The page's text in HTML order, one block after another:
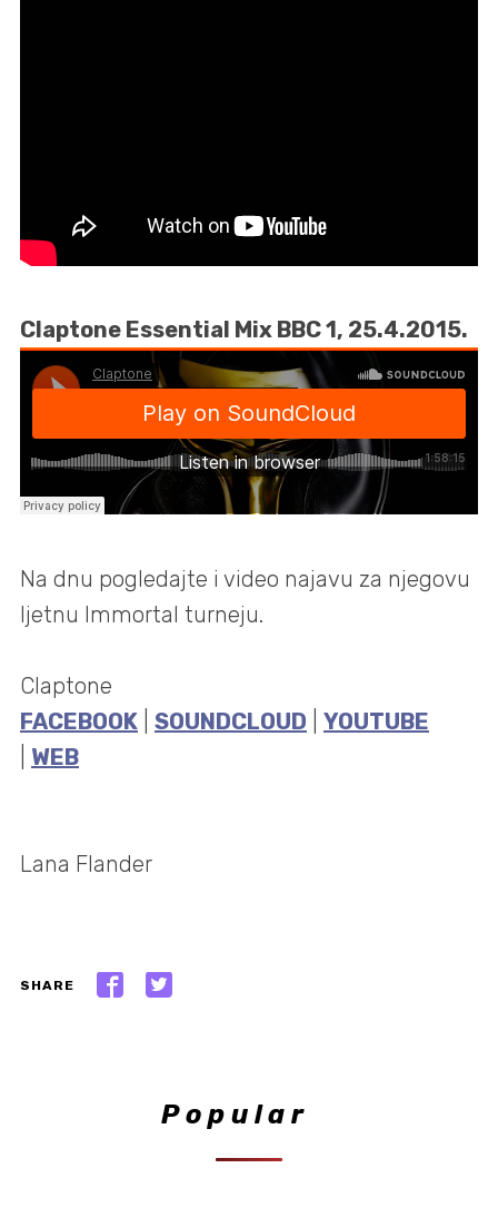
Claptone Essential Mix BBC 1, 25.4.2015.
Na dnu pogledajte i video najavu za njegovu
ljetnu Immortal turneju.
Claptone
FACEBOOK
SOUNDCLOUD
YOUTUBE
WEB
Lana Flander
SHARE
Popular